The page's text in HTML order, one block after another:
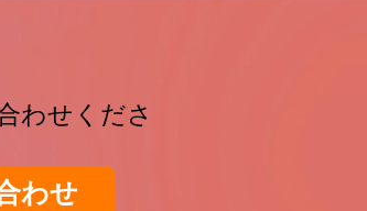
わせ
わせくださ